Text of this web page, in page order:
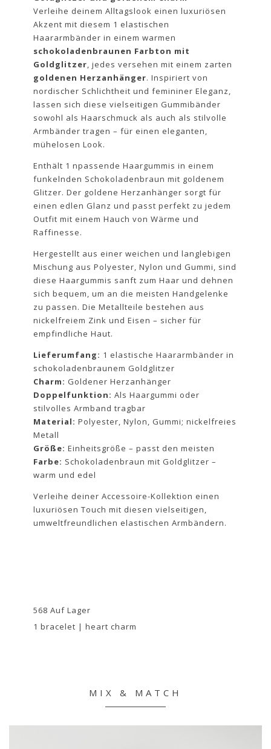
Verleihe deinem Alltagslook einen luxuriösen
Akzent mit diesem 1 elastischen
Haararmbänder in einem warmen
schokoladenbraunen Farbton mit
Goldglitzer, jedes versehen mit einem zarten
goldenen Herzanhänger. Inspiriert von
nordischer Schlichtheit und femininer Eleganz,
lassen sich diese vielseitigen Gummibänder
sowohl als Haarschmuck als auch als stilvolle
Armbänder tragen – für einen eleganten,
mühelosen Look.
Enthält 1 npassende Haargummis in einem
funkelnden Schokoladenbraun mit goldenem
Glitzer. Der goldene Herzanhänger sorgt für
einen edlen Glanz und passt perfekt zu jedem
Outfit mit einem Hauch von Wärme und
Raffinesse.
Hergestellt aus einer weichen und langlebigen
Mischung aus Polyester, Nylon und Gummi, sind
diese Haargummis sanft zum Haar und dehnen
sich bequem, um an die meisten Handgelenke
zu passen. Die Metallteile bestehen aus
nickelfreiem Zink und Eisen – sicher für
empfindliche Haut.
Lieferumfang: 1 elastische Haararmbänder in
schokoladenbraunem Goldglitzer
Charm: Goldener Herzanhänger
Doppelfunktion: Als Haargummi oder
stilvolles Armband tragbar
Material: Polyester, Nylon, Gummi; nickelfreies
Metall
Größe: Einheitsgröße – passt den meisten
Farbe: Schokoladenbraun mit Goldglitzer –
warm und edel
Verleihe deiner Accessoire-Kollektion einen
luxuriösen Touch mit diesen vielseitigen,
umweltfreundlichen elastischen Armbändern.
568 Auf Lager
1 bracelet | heart charm
MIX & MATCH